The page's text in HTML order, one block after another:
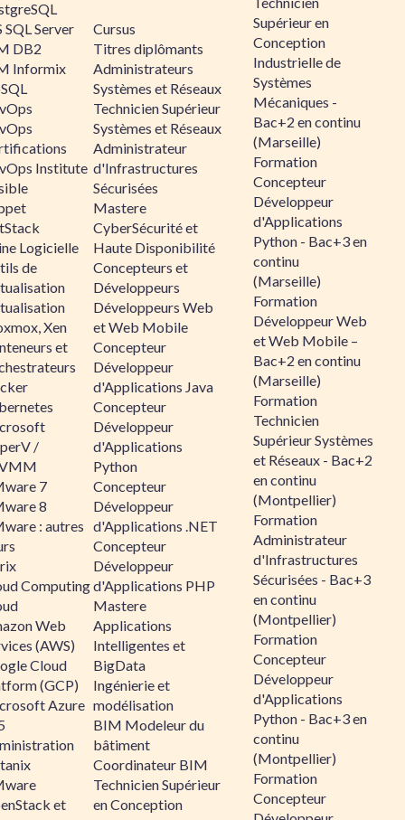
SQL Server
DB2
Informix
Institute
Logicielle
de
Xen
et
/
7
8
: autres
Computing
Web
(AWS)
Cloud
(GCP)
Azure
et
Cursus
Titres diplômants
Administrateurs
Systèmes et Réseaux
Technicien Supérieur
Systèmes et Réseaux
Administrateur
d'Infrastructures
Sécurisées
Mastere
CyberSécurité et
Haute Disponibilité
Concepteurs et
Développeurs
Développeurs Web
et Web Mobile
Concepteur
Développeur
d'Applications Java
Concepteur
Développeur
d'Applications
Python
Concepteur
Développeur
d'Applications .NET
Concepteur
Développeur
d'Applications PHP
Mastere
Applications
Intelligentes et
BigData
Ingénierie et
modélisation
BIM Modeleur du
bâtiment
Coordinateur BIM
Technicien Supérieur
en Conception
Supérieur en
Conception
Industrielle de
Systèmes
Mécaniques -
Bac+2 en continu
(Marseille)
Formation
Concepteur
Développeur
d'Applications
Python - Bac+3 en
continu
(Marseille)
Formation
Développeur Web
et Web Mobile –
Bac+2 en continu
(Marseille)
Formation
Technicien
Supérieur Systèmes
et Réseaux - Bac+2
en continu
(Montpellier)
Formation
Administrateur
d'Infrastructures
Sécurisées - Bac+3
en continu
(Montpellier)
Formation
Concepteur
Développeur
d'Applications
Python - Bac+3 en
continu
(Montpellier)
Formation
Concepteur